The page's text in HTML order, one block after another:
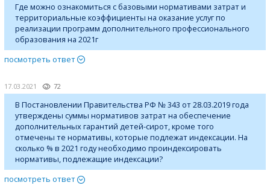
Где можно ознакомиться с базовыми нормативами затрат и
территориальные коэффициенты на оказание услуг по
реализации программ дополнительного профессионального
образования на 2021г
посмотреть ответ
17.03.2021 72
В Постановлении Правительства РФ № 343 от 28.03.2019 года
утверждены суммы нормативов затрат на обеспечение
дополнительных гарантий детей-сирот, кроме того
отмечены те нормативы, которые подлежат индексации. На
сколько % в 2021 году необходимо проиндексировать
нормативы, подлежащие индексации?
посмотреть ответ